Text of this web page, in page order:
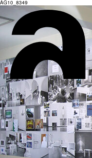
AG10_8349